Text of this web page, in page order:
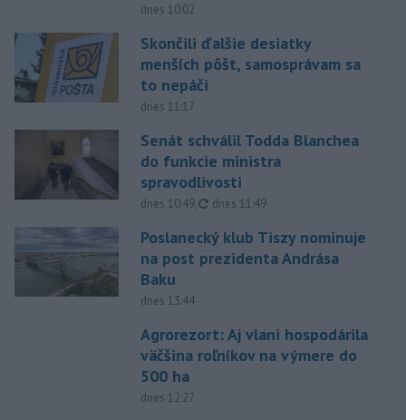
dnes 10:02
Skončili ďalšie desiatky
menších pôšt, samosprávam sa
to nepáči
dnes 11:17
Senát schválil Todda Blanchea
do funkcie ministra
spravodlivosti
dnes 10:49, aktualizované
dnes 11:49
Poslanecký klub Tiszy nominuje
na post prezidenta Andrása
Baku
dnes 13:44
Agrorezort: Aj vlani hospodárila
väčšina roľníkov na výmere do
500 ha
dnes 12:27